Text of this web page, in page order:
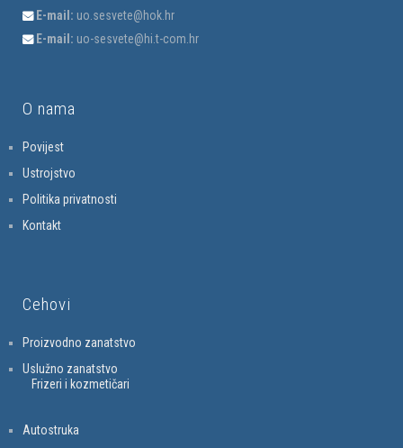
E-mail: uo.sesvete@hok.hr
E-mail: uo-sesvete@hi.t-com.hr
O nama
Povijest
Ustrojstvo
Politika privatnosti
Kontakt
Cehovi
Proizvodno zanatstvo
Uslužno zanatstvo
Frizeri i kozmetičari
Autostruka